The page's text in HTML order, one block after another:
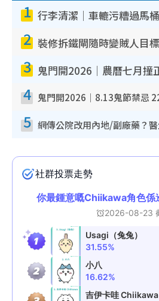
1
2
3
4
5